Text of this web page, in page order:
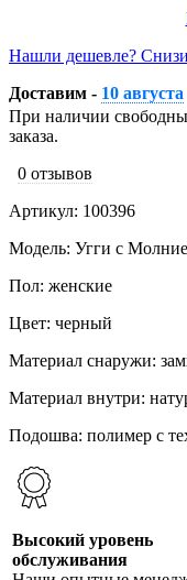
Нашли дешевле?
Доставим - 10 августа
При наличии
заказа.
0 отзывов
Артикул: 100396
Модель: Угги с
Пол: женские
Цвет: черный
Материал снаружи:
Материал внутри:
Подошва: полимер с
Высокий уровень
обслуживания